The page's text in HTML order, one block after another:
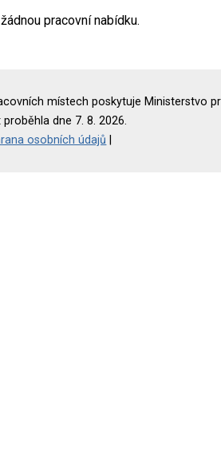
pracovní nabídku.
místech poskytuje Ministerstvo
dne 7. 8. 2026.
osobních údajů